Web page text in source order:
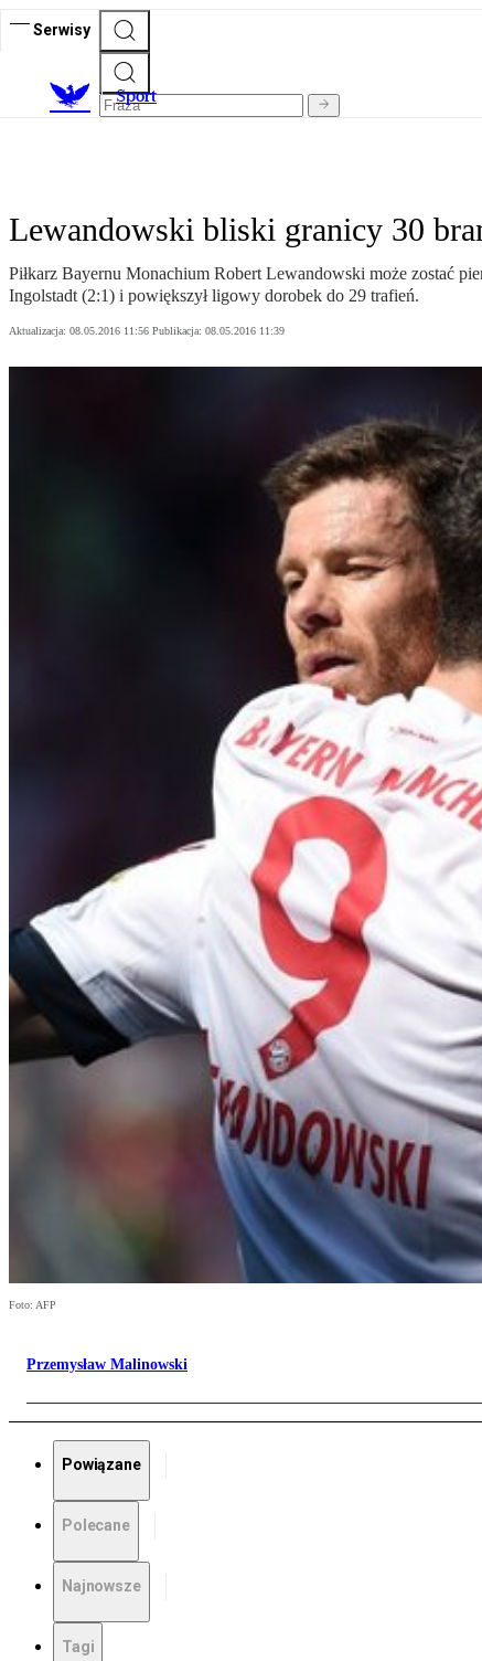
Serwisy
Sport
Lewandowski bliski granicy 30
Piłkarz Bayernu Monachium Robert Lewandowski może zostać
Ingolstadt (2:1) i powiększył ligowy dorobek do 29 trafień.
Aktualizacja: 08.05.2016 11:56 Publikacja: 08.05.2016 11:39
Foto: AFP
Przemysław Malinowski
Powiązane
Polecane
Najnowsze
Tagi